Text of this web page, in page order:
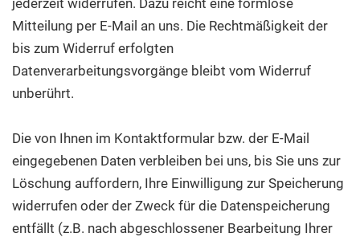
jederzeit widerrufen. Dazu reicht eine formlose
Mitteilung per E-Mail an uns. Die Rechtmäßigkeit der
bis zum Widerruf erfolgten
Datenverarbeitungsvorgänge bleibt vom Widerruf
unberührt.
Die von Ihnen im Kontaktformular bzw. der E-Mail
eingegebenen Daten verbleiben bei uns, bis Sie uns zur
Löschung auffordern, Ihre Einwilligung zur Speicherung
widerrufen oder der Zweck für die Datenspeicherung
entfällt (z.B. nach abgeschlossener Bearbeitung Ihrer